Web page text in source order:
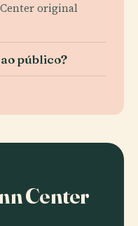
original
público?
Center